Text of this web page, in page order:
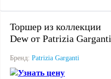
Торшер из коллекции
Dew от Patrizia Garganti
Бренд: Patrizia Garganti
Узнать цену